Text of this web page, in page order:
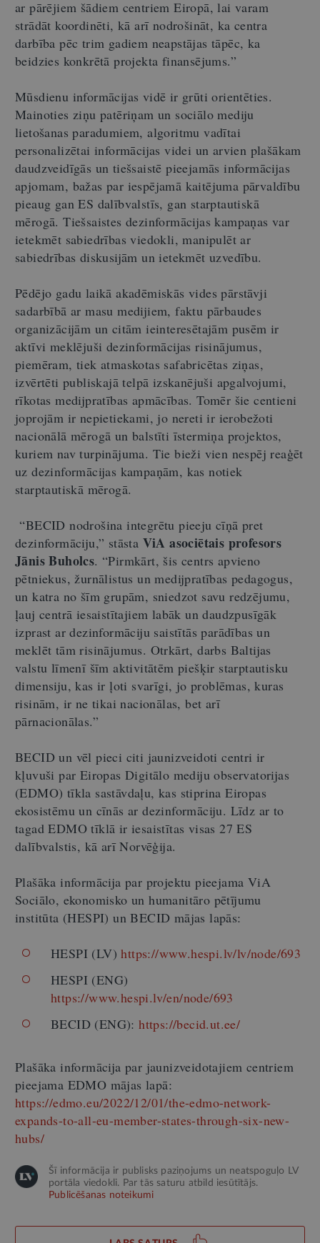
ar pārējiem šādiem centriem Eiropā, lai varam
strādāt koordinēti, kā arī nodrošināt, ka centra
darbība pēc trim gadiem neapstājas tāpēc, ka
beidzies konkrētā projekta finansējums.”
Mūsdienu informācijas vidē ir grūti orientēties.
Mainoties ziņu patēriņam un sociālo mediju
lietošanas paradumiem, algoritmu vadītai
personalizētai informācijas videi un arvien plašākam
daudzveidīgās un tiešsaistē pieejamās informācijas
apjomam, bažas par iespējamā kaitējuma pārvaldību
pieaug gan ES dalībvalstīs, gan starptautiskā
mērogā. Tiešsaistes dezinformācijas kampaņas var
ietekmēt sabiedrības viedokli, manipulēt ar
sabiedrības diskusijām un ietekmēt uzvedību.
Pēdējo gadu laikā akadēmiskās vides pārstāvji
sadarbībā ar masu medijiem, faktu pārbaudes
organizācijām un citām ieinteresētajām pusēm ir
aktīvi meklējuši dezinformācijas risinājumus,
piemēram, tiek atmaskotas safabricētas ziņas,
izvērtēti publiskajā telpā izskanējuši apgalvojumi,
rīkotas medijpratības apmācības. Tomēr šie centieni
joprojām ir nepietiekami, jo nereti ir ierobežoti
nacionālā mērogā un balstīti īstermiņa projektos,
kuriem nav turpinājuma. Tie bieži vien nespēj reaģēt
uz dezinformācijas kampaņām, kas notiek
starptautiskā mērogā.
“BECID nodrošina integrētu pieeju cīņā pret
dezinformāciju,” stāsta ViA asociētais profesors
Jānis Buholcs. “Pirmkārt, šis centrs apvieno
pētniekus, žurnālistus un medijpratības pedagogus,
un katra no šīm grupām, sniedzot savu redzējumu,
ļauj centrā iesaistītajiem labāk un daudzpusīgāk
izprast ar dezinformāciju saistītās parādības un
meklēt tām risinājumus. Otrkārt, darbs Baltijas
valstu līmenī šīm aktivitātēm piešķir starptautisku
dimensiju, kas ir ļoti svarīgi, jo problēmas, kuras
risinām, ir ne tikai nacionālas, bet arī
pārnacionālas.”
BECID un vēl pieci citi jaunizveidoti centri ir
kļuvuši par Eiropas Digitālo mediju observatorijas
(EDMO) tīkla sastāvdaļu, kas stiprina Eiropas
ekosistēmu un cīnās ar dezinformāciju. Līdz ar to
tagad EDMO tīklā ir iesaistītas visas 27 ES
dalībvalstis, kā arī Norvēģija.
Plašāka informācija par projektu pieejama ViA
Sociālo, ekonomisko un humanitāro pētījumu
institūta (HESPI) un BECID mājas lapās:
HESPI (LV)https://www.hespi.lv/lv/node/693
HESPI (ENG)
https://www.hespi.lv/en/node/693
BECID (ENG):https://becid.ut.ee/
Plašāka informācija par jaunizveidotajiem centriem
pieejama EDMO mājas lapā:
https://edmo.eu/2022/12/01/the-edmo-network-
expands-to-all-eu-member-states-through-six-new-
hubs/
Šī informācija ir publisks paziņojums un neatspoguļo LV
portāla viedokli. Par tās saturu atbild iesūtītājs.
Publicēšanas noteikumi